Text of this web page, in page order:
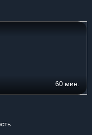
60 мин.